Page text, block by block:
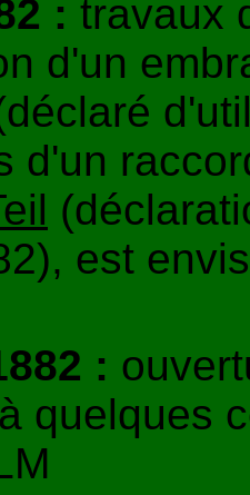
: travaux
d'un
d'un
est
:
quelques